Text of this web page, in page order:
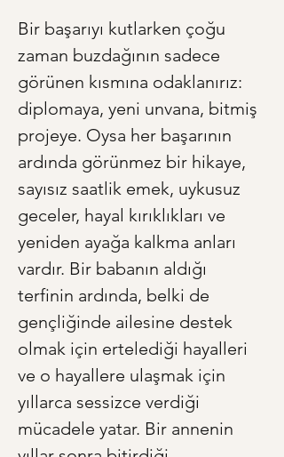
Bir başarıyı kutlarken çoğu
zaman buzdağının sadece
görünen kısmına odaklanırız:
diplomaya, yeni unvana, bitmiş
projeye. Oysa her başarının
ardında görünmez bir hikaye,
sayısız saatlik emek, uykusuz
geceler, hayal kırıklıkları ve
yeniden ayağa kalkma anları
vardır. Bir babanın aldığı
terfinin ardında, belki de
gençliğinde ailesine destek
olmak için ertelediği hayalleri
ve o hayallere ulaşmak için
yıllarca sessizce verdiği
mücadele yatar. Bir annenin